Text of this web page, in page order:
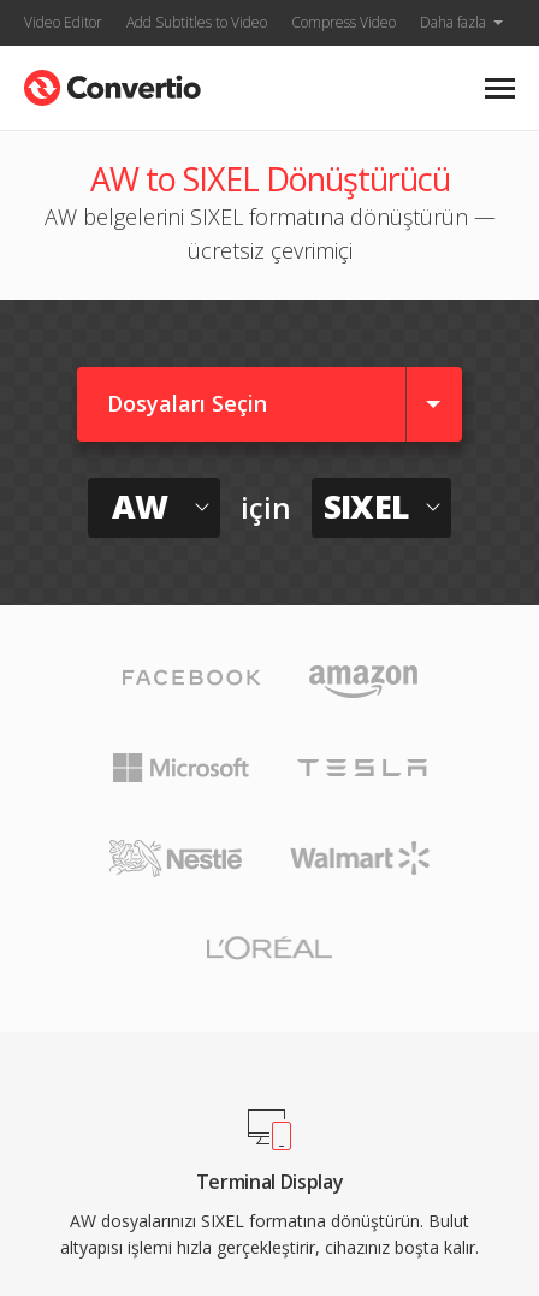
Video Editor Add Subtitles to Video Compress Video Daha fazla
AW to SIXEL Dönüştürücü
AW belgelerini SIXEL formatına dönüştürün —
ücretsiz çevrimiçi
Dosyaları Seçin
AW için SIXEL
Terminal Display
AW dosyalarınızı SIXEL formatına dönüştürün. Bulut
altyapısı işlemi hızla gerçekleştirir, cihazınız boşta kalır.